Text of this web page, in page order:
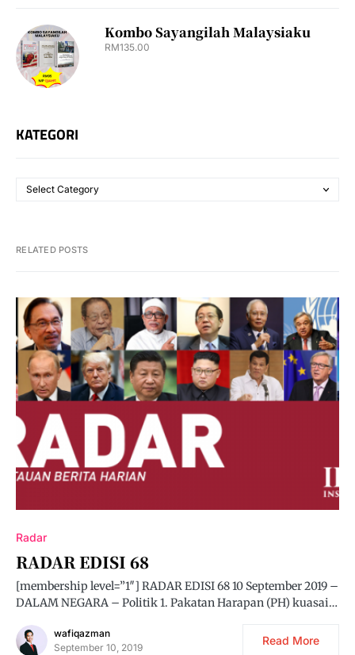
Kombo Sayangilah Malaysiaku
RM135.00
KATEGORI
RELATED POSTS
Radar
RADAR EDISI 68
[membership level=”1″] RADAR EDISI 68 10 September 2019 –
DALAM NEGARA – Politik 1. Pakatan Harapan (PH) kuasai…
wafiqazman
September 10, 2019
Read More